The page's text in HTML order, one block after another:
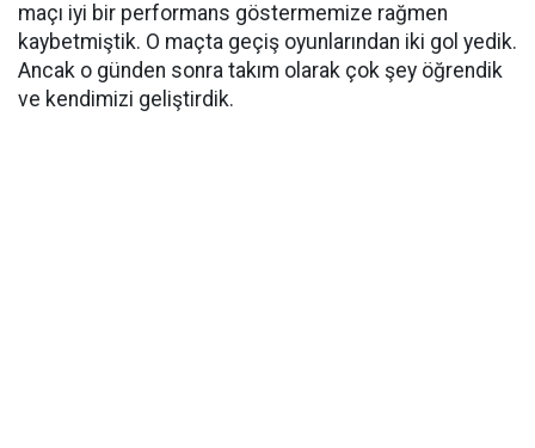
maçı iyi bir performans göstermemize rağmen
kaybetmiştik. O maçta geçiş oyunlarından iki gol yedik.
Ancak o günden sonra takım olarak çok şey öğrendik
ve kendimizi geliştirdik.